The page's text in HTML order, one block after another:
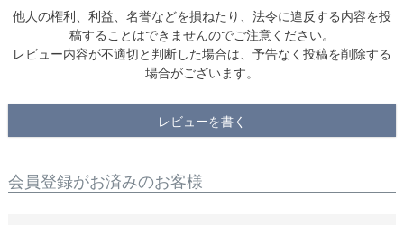
他人の権利、利益、名誉などを損ねたり、法令に違反する内容を投
稿することはできませんのでご注意ください。
レビュー内容が不適切と判断した場合は、予告なく投稿を削除する
場合がございます。
レビューを書く
会員登録がお済みのお客様